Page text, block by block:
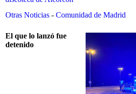
Otras Noticias - Comunidad de Madrid
El que lo lanzó fue
detenido